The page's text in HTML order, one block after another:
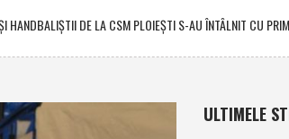
HANDBALIŞTII DE LA CSM PLOIEŞTI S-AU ÎNTÂLNIT CU
ULTIMELE